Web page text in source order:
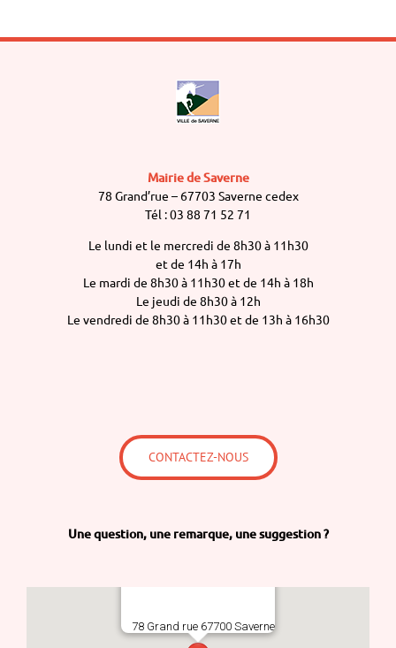
Mairie de Saverne
78 Grand’rue – 67703 Saverne cedex
Tél : 03 88 71 52 71
Le lundi et le mercredi de 8h30 à 11h30
et de 14h à 17h
Le mardi de 8h30 à 11h30 et de 14h à 18h
Le jeudi de 8h30 à 12h
Le vendredi de 8h30 à 11h30 et de 13h à 16h30
CONTACTEZ-NOUS
Une question, une remarque, une suggestion ?
78 Grand rue 67700 Saverne